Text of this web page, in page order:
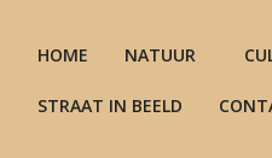
HOME NATUUR
STRAAT IN BEELD